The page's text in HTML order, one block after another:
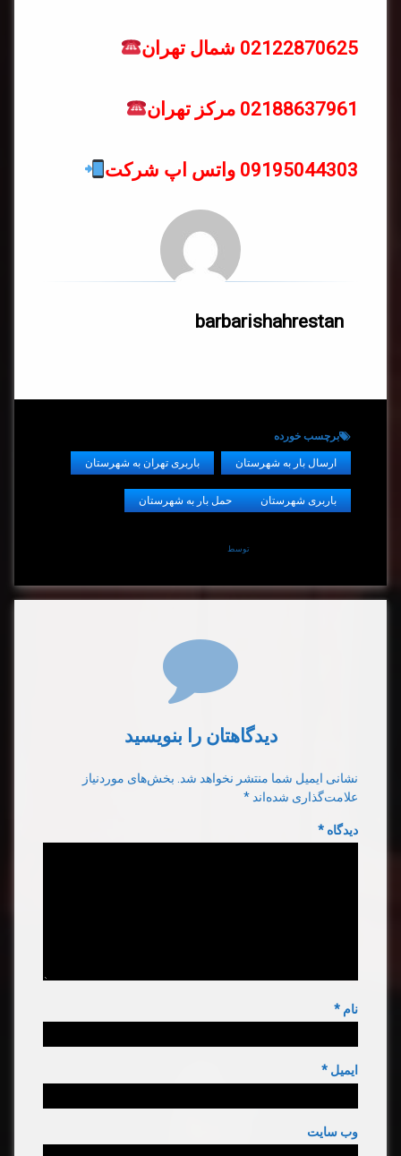
02122870625 شمال تهران
02188637961 مرکز تهران
09195044303 واتس اپ شرکت
barbarishahrestan
برچسب‌ خورده
ارسال بار به شهرستان باربری تهران به شهرستان
باربری شهرستان حمل بار به شهرستان
توسط
دیدگاهتان را بنویسید
نشانی ایمیل شما منتشر نخواهد شد. بخش‌های موردنیاز
علامت‌گذاری شده‌اند *
دیدگاه *
نام *
ایمیل *
وب‌ سایت